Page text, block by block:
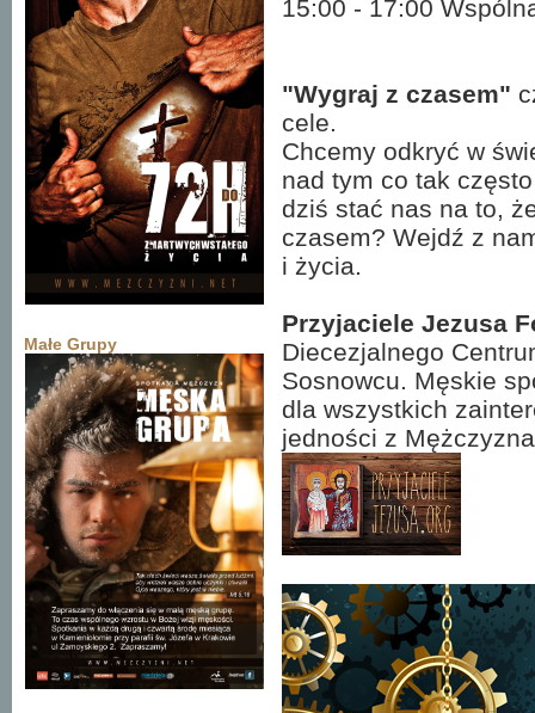
Małe Grupy
15:00 - 17:00
"Wygraj z czasem"
cele.
Chcemy odkryć w
nad tym co tak
dziś stać nas na to,
czasem? Wejdź z
i życia.
Przyjaciele Jezusa
Diecezjalnego
Sosnowcu. Męskie
dla wszystkich
jedności z